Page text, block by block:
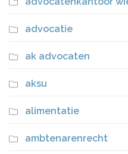
advocatie
ak advocaten
aksu
alimentatie
ambtenarenrecht